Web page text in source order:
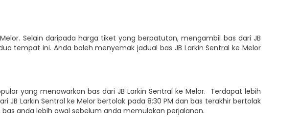
Selain daripada harga tiket yang berpatutan, mengambil bas dari JB
tempat ini. Anda boleh menyemak jadual bas JB Larkin Sentral ke Melor
yang menawarkan bas dari JB Larkin Sentral ke Melor. Terdapat lebih
JB Larkin Sentral ke Melor bertolak pada 8:30 PM dan bas terakhir bertolak
anda lebih awal sebelum anda memulakan perjalanan.